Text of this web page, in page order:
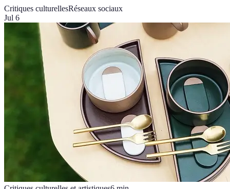
Critiques culturellesRéseaux sociaux
Jul 6